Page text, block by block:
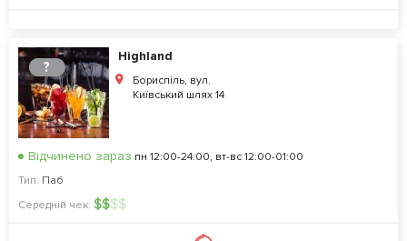
?
Highland
Бориспіль, вул.
Київський шлях 14
Відчинено зараз пн 12:00-24:00, вт-вс 12:00-01:00
Тип: Паб
Середній чек: $$$$